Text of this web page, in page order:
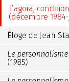
L’agora,
(décembre
Éloge de Jean
Le
(1985)